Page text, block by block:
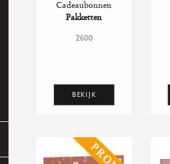
Cadeaubonnen
Pakketten
2600
BEKIJK